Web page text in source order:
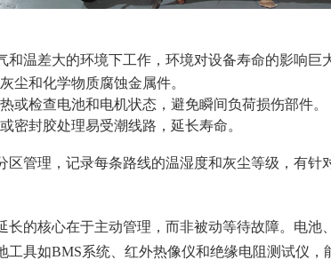
和温差大的环境下工作，环境对设备寿命的影响巨
尘和化学物质腐蚀金属件。
或检查电池和电机状态，避免瞬间负荷损伤部件。
密封胶处理易受潮线路，延长寿命。
管理，记录每条路线的温湿度和灰尘等级，有针
长的核心在于主动管理，而非被动等待故障。电
工具如BMS系统、红外热像仪和绝缘电阻测试仪